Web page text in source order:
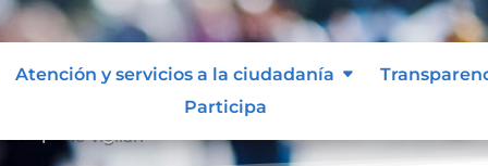
Atención y servicios a la ciudadanía
Participa
que lo vigilan